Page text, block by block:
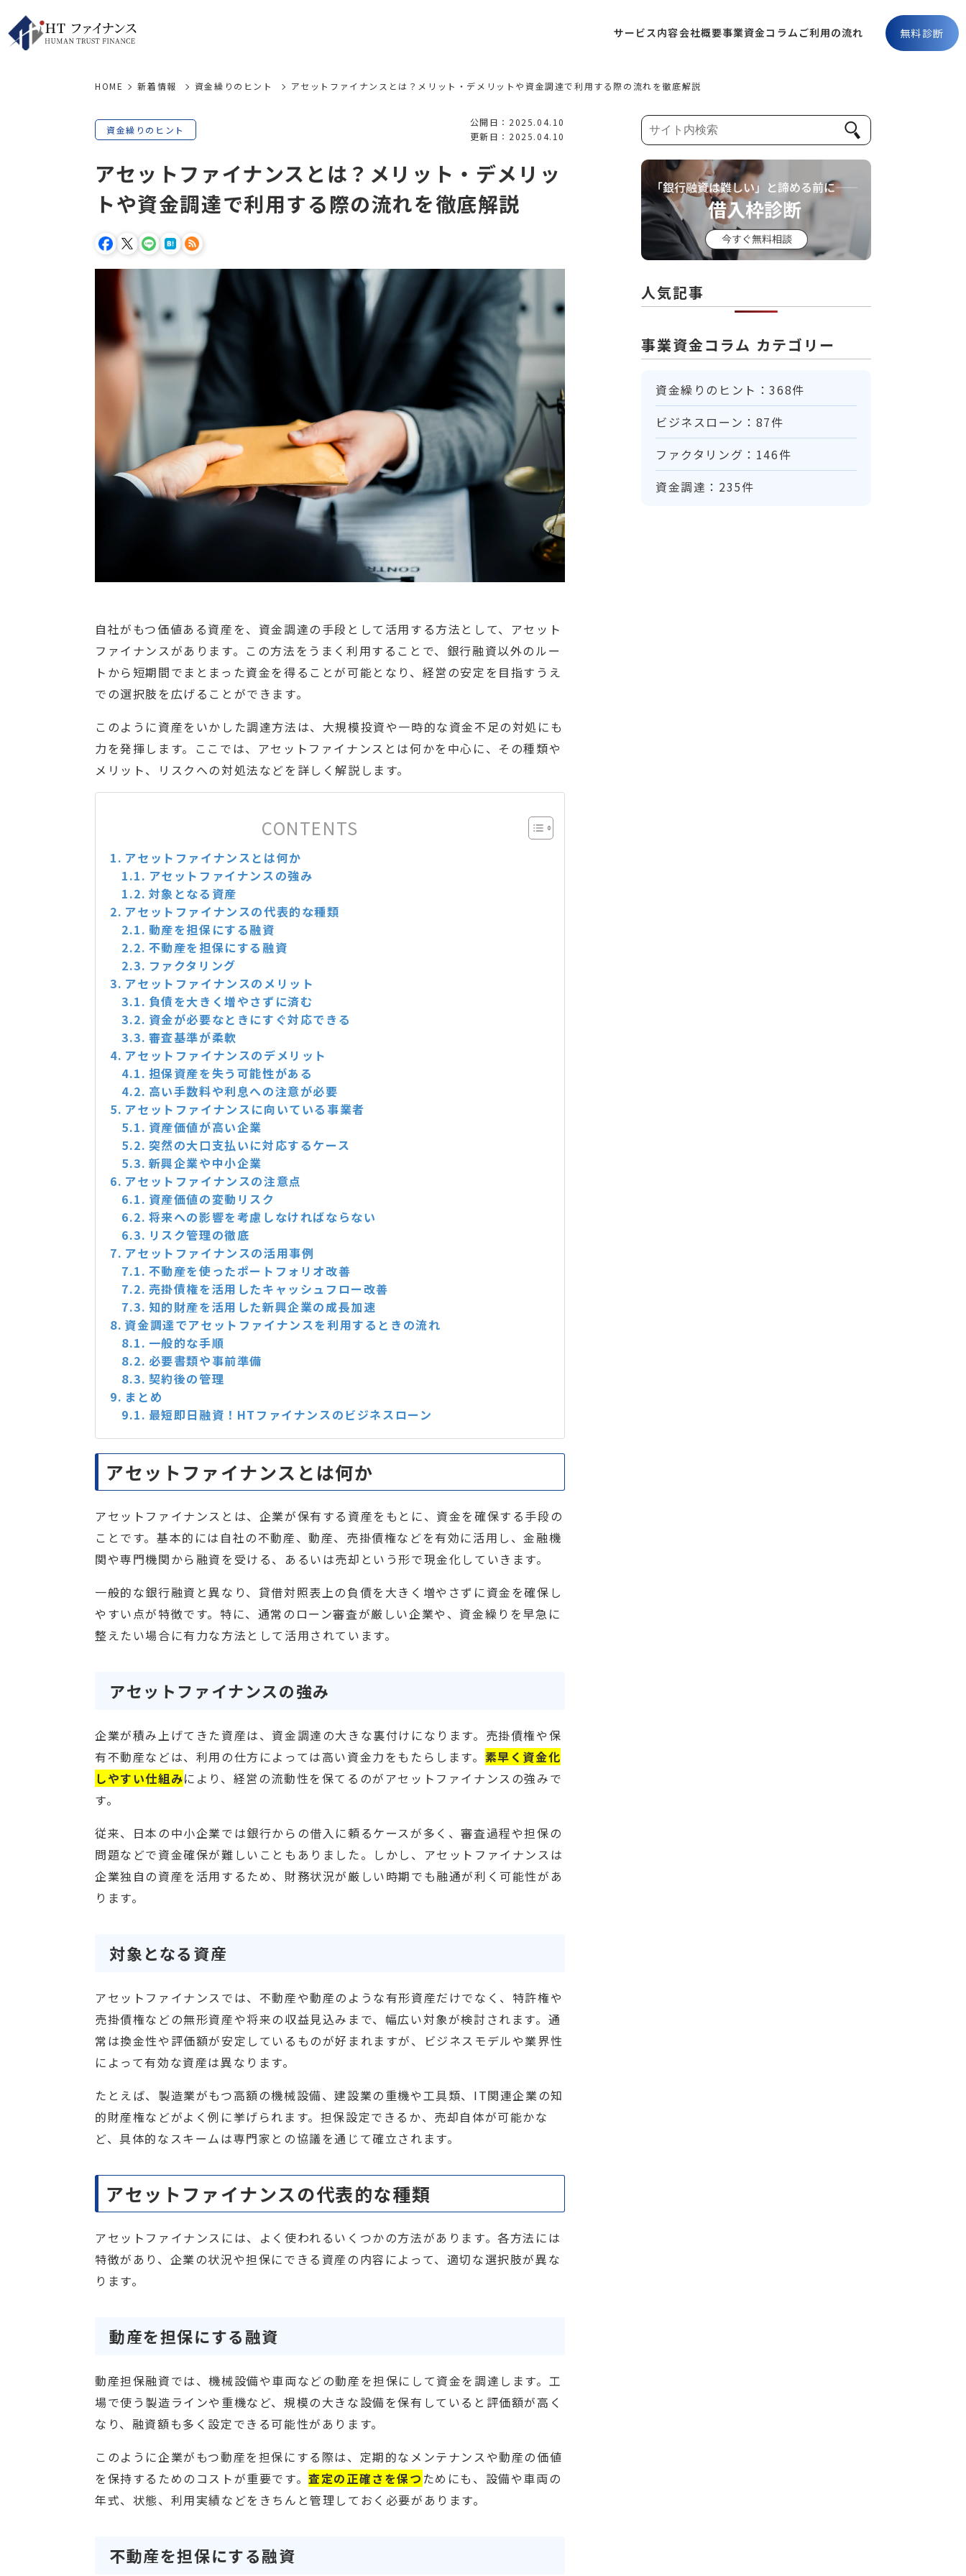
サービス内容会社概要事業資金コラム ご利用の流れ 無料診断
HOME 新着情報 資金繰りのヒント アセットファイナンスとは？メリット・デメリットや資金調達で利用する際の流れを徹底解説
資金繰りのヒント
公開日：2025.04.10
更新日：2025.04.10
アセットファイナンスとは？メリット・デメリッ
トや資金調達で利用する際の流れを徹底解説
自社がもつ価値ある資産を、資金調達の手段として活用する方法として、アセット
ファイナンスがあります。この方法をうまく利用することで、銀行融資以外のルー
トから短期間でまとまった資金を得ることが可能となり、経営の安定を目指すうえ
での選択肢を広げることができます。
このように資産をいかした調達方法は、大規模投資や一時的な資金不足の対処にも
力を発揮します。ここでは、アセットファイナンスとは何かを中心に、その種類や
メリット、リスクへの対処法などを詳しく解説します。
CONTENTS
アセットファイナンスとは何か
アセットファイナンスの強み
対象となる資産
アセットファイナンスの代表的な種類
動産を担保にする融資
不動産を担保にする融資
ファクタリング
アセットファイナンスのメリット
負債を大きく増やさずに済む
資金が必要なときにすぐ対応できる
審査基準が柔軟
アセットファイナンスのデメリット
担保資産を失う可能性がある
高い手数料や利息への注意が必要
アセットファイナンスに向いている事業者
資産価値が高い企業
突然の大口支払いに対応するケース
新興企業や中小企業
アセットファイナンスの注意点
資産価値の変動リスク
将来への影響を考慮しなければならない
リスク管理の徹底
アセットファイナンスの活用事例
不動産を使ったポートフォリオ改善
売掛債権を活用したキャッシュフロー改善
知的財産を活用した新興企業の成長加速
資金調達でアセットファイナンスを利用するときの流れ
一般的な手順
必要書類や事前準備
契約後の管理
まとめ
最短即日融資！HTファイナンスのビジネスローン
アセットファイナンスとは何か
アセットファイナンスとは、企業が保有する資産をもとに、資金を確保する手段の
ことです。基本的には自社の不動産、動産、売掛債権などを有効に活用し、金融機
関や専門機関から融資を受ける、あるいは売却という形で現金化していきます。
一般的な銀行融資と異なり、貸借対照表上の負債を大きく増やさずに資金を確保し
やすい点が特徴です。特に、通常のローン審査が厳しい企業や、資金繰りを早急に
整えたい場合に有力な方法として活用されています。
アセットファイナンスの強み
企業が積み上げてきた資産は、資金調達の大きな裏付けになります。売掛債権や保
有不動産などは、利用の仕方によっては高い資金力をもたらします。 素早く資金化
しやすい仕組みにより、経営の流動性を保てるのがアセットファイナンスの強みで
す。
従来、日本の中小企業では銀行からの借入に頼るケースが多く、審査過程や担保の
問題などで資金確保が難しいこともありました。しかし、アセットファイナンスは
企業独自の資産を活用するため、財務状況が厳しい時期でも融通が利く可能性があ
ります。
対象となる資産
アセットファイナンスでは、不動産や動産のような有形資産だけでなく、特許権や
売掛債権などの無形資産や将来の収益見込みまで、幅広い対象が検討されます。通
常は換金性や評価額が安定しているものが好まれますが、ビジネスモデルや業界性
によって有効な資産は異なります。
たとえば、製造業がもつ高額の機械設備、建設業の重機や工具類、IT関連企業の知
的財産権などがよく例に挙げられます。担保設定できるか、売却自体が可能かな
ど、具体的なスキームは専門家との協議を通じて確立されます。
アセットファイナンスの代表的な種類
アセットファイナンスには、よく使われるいくつかの方法があります。各方法には
特徴があり、企業の状況や担保にできる資産の内容によって、適切な選択肢が異な
ります。
動産を担保にする融資
動産担保融資では、機械設備や車両などの動産を担保にして資金を調達します。工
場で使う製造ラインや重機など、規模の大きな設備を保有していると評価額が高く
なり、融資額も多く設定できる可能性があります。
このように企業がもつ動産を担保にする際は、定期的なメンテナンスや動産の価値
を保持するためのコストが重要です。査定の正確さを保つ ためにも、設備や車両の
年式、状態、利用実績などをきちんと管理しておく必要があります。
不動産を担保にする融資
人気記事
事業資金コラム カテゴリー
資金繰りのヒント：368件
ビジネスローン：87件
ファクタリング：146件
資金調達：235件